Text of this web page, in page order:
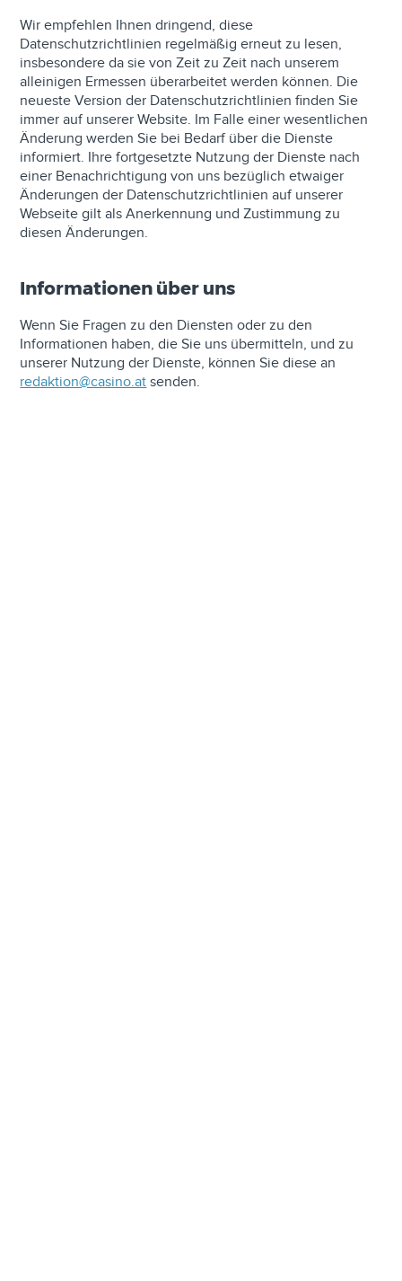
Wir empfehlen Ihnen dringend, diese
Datenschutzrichtlinien regelmäßig erneut zu lesen,
insbesondere da sie von Zeit zu Zeit nach unserem
alleinigen Ermessen überarbeitet werden können. Die
neueste Version der Datenschutzrichtlinien finden Sie
immer auf unserer Website. Im Falle einer wesentlichen
Änderung werden Sie bei Bedarf über die Dienste
informiert. Ihre fortgesetzte Nutzung der Dienste nach
einer Benachrichtigung von uns bezüglich etwaiger
Änderungen der Datenschutzrichtlinien auf unserer
Webseite gilt als Anerkennung und Zustimmung zu
diesen Änderungen.
Informationen über uns
Wenn Sie Fragen zu den Diensten oder zu den
Informationen haben, die Sie uns übermitteln, und zu
unserer Nutzung der Dienste, können Sie diese an
redaktion@casino.at senden.